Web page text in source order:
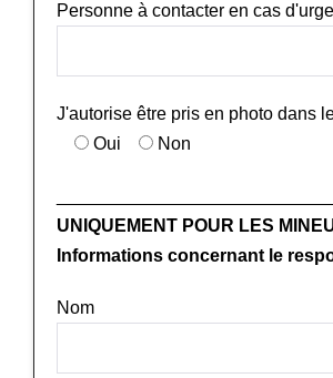
Personne à contacter en cas
J'autorise être pris en photo dans
Oui
Non
UNIQUEMENT POUR LES
Informations concernant le
Nom